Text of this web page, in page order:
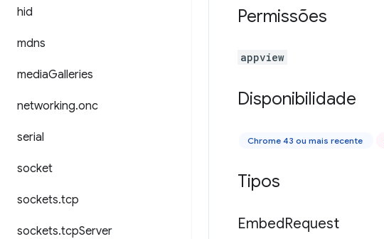
hid
mdns
mediaGalleries
networking.onc
serial
socket
sockets.tcp
sockets.tcpServer
Permissões
appview
Disponibilidade
Chrome 43 ou mais recente
Tipos
EmbedRequest